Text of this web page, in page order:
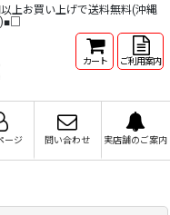
上お買い上げで送料無料(沖縄
カート ご利用案内
ージ 問い合わせ 実店舗のご案内